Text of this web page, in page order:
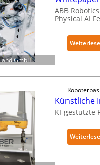
GmbH
ABB
Physical AI
Künstliche
KI-gestützte